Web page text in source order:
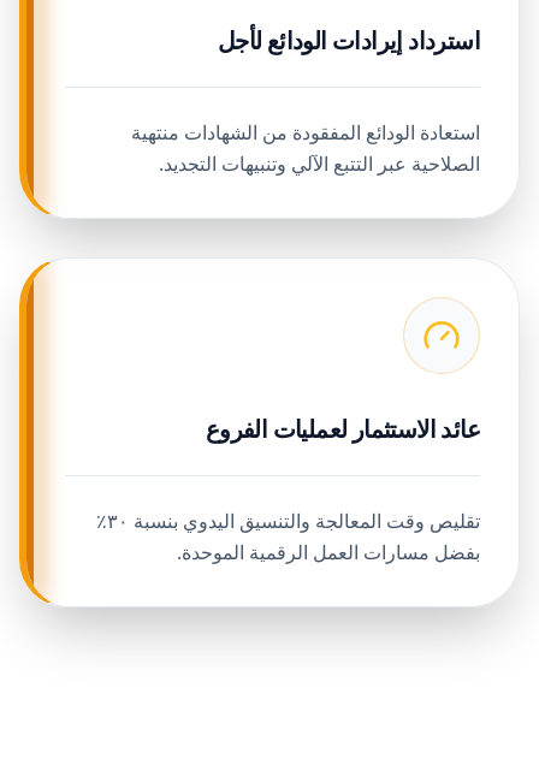
استرداد إيرادات الودائع لأجل
استعادة الودائع المفقودة من الشهادات منتهية
الصلاحية عبر التتبع الآلي وتنبيهات التجديد.
عائد الاستثمار لعمليات الفروع
تقليص وقت المعالجة والتنسيق اليدوي بنسبة ٣٠٪
بفضل مسارات العمل الرقمية الموحدة.